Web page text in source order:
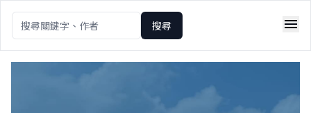
搜尋 menu